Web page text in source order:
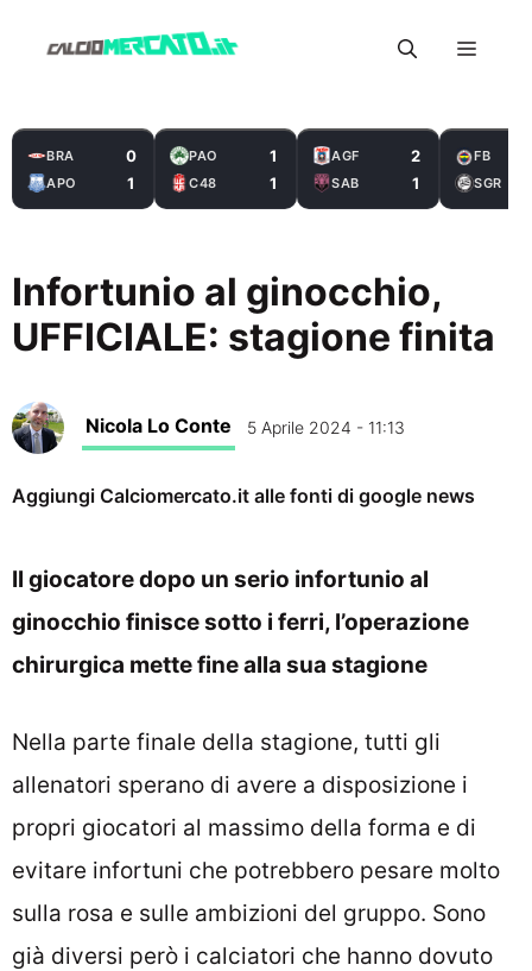
Menu
BRA 0
APO 1
PAO 1
C48 1
AGF 2
SAB 1
FB
SGR
Infortunio al ginocchio,
UFFICIALE: stagione finita
Nicola Lo Conte 5 Aprile 2024 - 11:13
Aggiungi Calciomercato.it alle fonti di google news
Il giocatore dopo un serio infortunio al
ginocchio finisce sotto i ferri, l’operazione
chirurgica mette fine alla sua stagione
Nella parte finale della stagione, tutti gli
allenatori sperano di avere a disposizione i
propri giocatori al massimo della forma e di
evitare infortuni che potrebbero pesare molto
sulla rosa e sulle ambizioni del gruppo. Sono
già diversi però i calciatori che hanno dovuto